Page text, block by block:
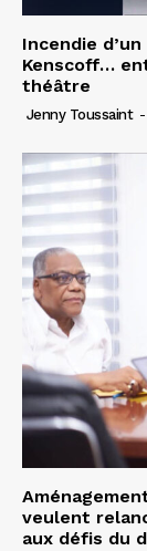
Incendie
Kenscoff…
théâtre
Jenny Toussaint -
veulent
aux défis du